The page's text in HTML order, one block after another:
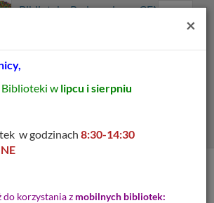
Prolib
główna
Biblioteka Pedagogiczna CEN
Menu
×
w lipcu i sierpniu
w godzinach 8:30-14:30
korzystania z mobilnych bibliotek: